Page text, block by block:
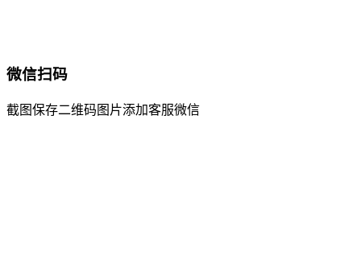
微信扫码
截图保存二维码图片添加客服微信